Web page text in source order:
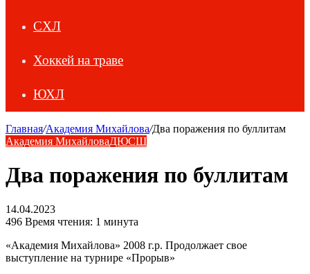
СХЛ
Хоккей на траве
ЮХЛ
Главная/Академия Михайлова/Два поражения по буллитам
Академия МихайловаДЮСШ
Два поражения по буллитам
14.04.2023
496 Время чтения: 1 минута
«Академия Михайлова» 2008 г.р. Продолжает свое
выступление на турнире «Прорыв»